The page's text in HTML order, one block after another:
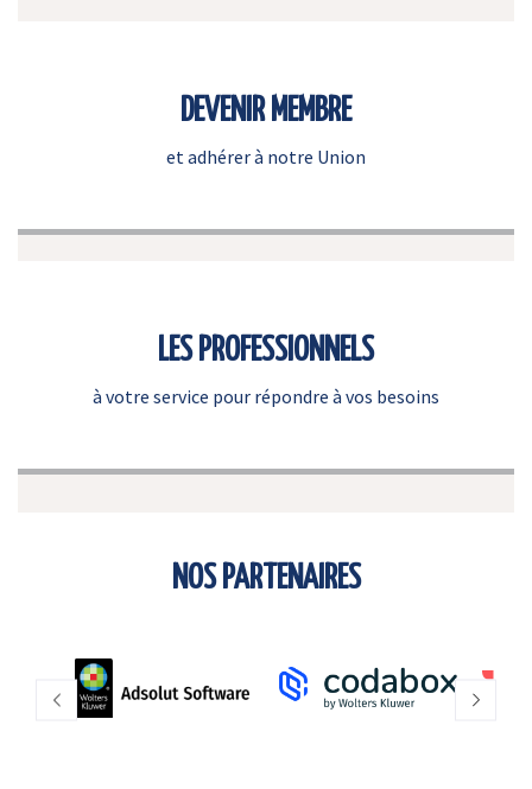
DEVENIR MEMBRE
et adhérer à notre Union
LES PROFESSIONNELS
à votre service pour répondre à vos besoins
NOS PARTENAIRES